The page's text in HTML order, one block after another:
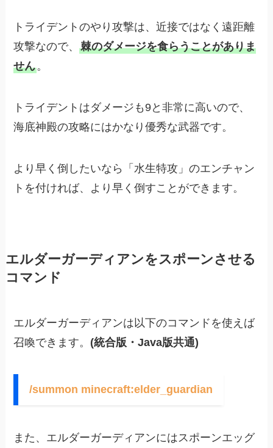
トライデントのやり攻撃は、近接ではなく遠距離
攻撃なので、棘のダメージを食らうことがありま
せん。
トライデントはダメージも9と非常に高いので、
海底神殿の攻略にはかなり優秀な武器です。
より早く倒したいなら「水生特攻」のエンチャン
トを付ければ、より早く倒すことができます。
エルダーガーディアンをスポーンさせる
コマンド
エルダーガーディアンは以下のコマンドを使えば
召喚できます。 (統合版・Java版共通)
/summon minecraft:elder_guardian
また、エルダーガーディアンにはスポーンエッグ